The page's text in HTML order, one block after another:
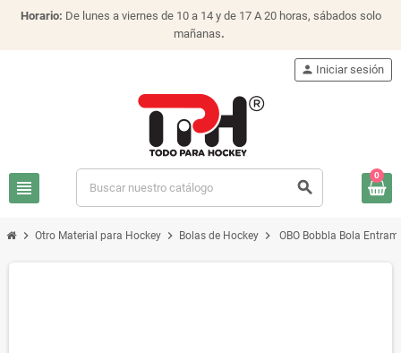
Horario: De lunes a viernes de 10 a 14 y de 17 A 20 horas, sábados solo
mañanas.
view_headline search
person Iniciar sesión
0
chevron_right Otro Material para Hockey chevron_right Bolas de Hockey chevron_right OBO Bobbla Bola